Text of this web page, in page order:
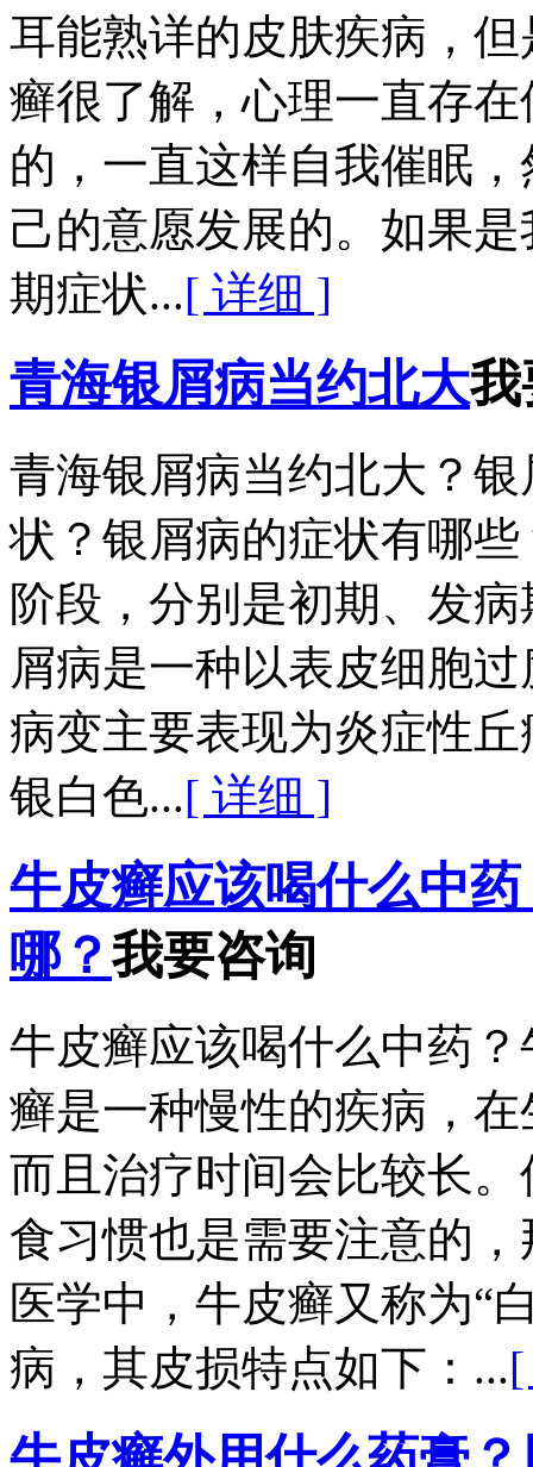
耳能熟详的皮肤疾病，
癣很了解，心理一直存
的，一直这样自我催眠
己的意愿发展的。如果
期症状...[ 详细 ]
青海银屑病当约北大我
青海银屑病当约北大？
状？银屑病的症状有哪
阶段，分别是初期、发
屑病是一种以表皮细胞
病变主要表现为炎症性
银白色...[ 详细 ]
牛皮癣应该喝什么中
哪？我要咨询
牛皮癣应该喝什么中药
癣是一种慢性的疾病，
而且治疗时间会比较长
食习惯也是需要注意的
医学中，牛皮癣又称为“
病，其皮损特点如下：...